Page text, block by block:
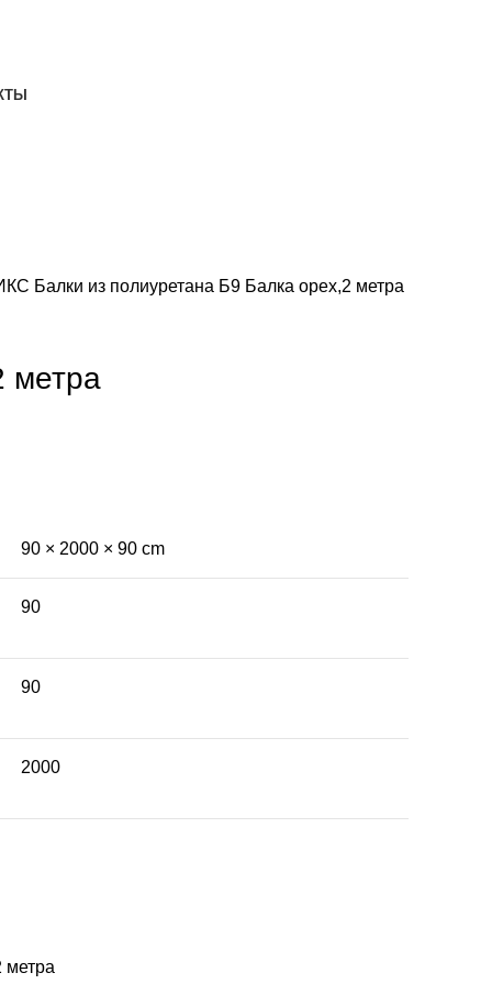
Балки из полиуретана Б9 Балка орех,2 метра
метра
90 × 2000 × 90 cm
90
90
2000
метра